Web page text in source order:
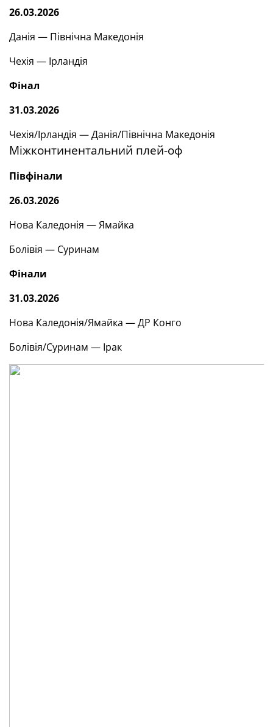
26.03.2026
Данія — Північна Македонія
Чехія — Ірландія
Фінал
31.03.2026
Чехія/Ірландія — Данія/Північна Македонія
Міжконтинентальний плей-оф
Півфінали
26.03.2026
Нова Каледонія — Ямайка
Болівія — Суринам
Фінали
31.03.2026
Нова Каледонія/Ямайка — ДР Конго
Болівія/Суринам — Ірак